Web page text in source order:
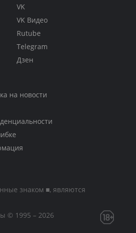
VK
VK Видео
Rutube
Telegram
Дзен
на новости
знаком ■, являются
© 1995 – 2026